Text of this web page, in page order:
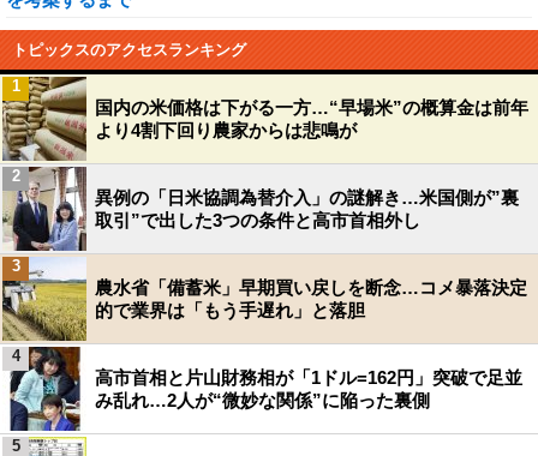
トピックスのアクセスランキング
国内の米価格は下がる一方…“早場米”の概算金は前年
より4割下回り農家からは悲鳴が
1
異例の「日米協調為替介入」の謎解き…米国側が”裏
取引”で出した3つの条件と高市首相外し
2
農水省「備蓄米」早期買い戻しを断念…コメ暴落決定
的で業界は「もう手遅れ」と落胆
3
高市首相と片山財務相が「1ドル=162円」突破で足並
み乱れ…2人が“微妙な関係”に陥った裏側
4
5